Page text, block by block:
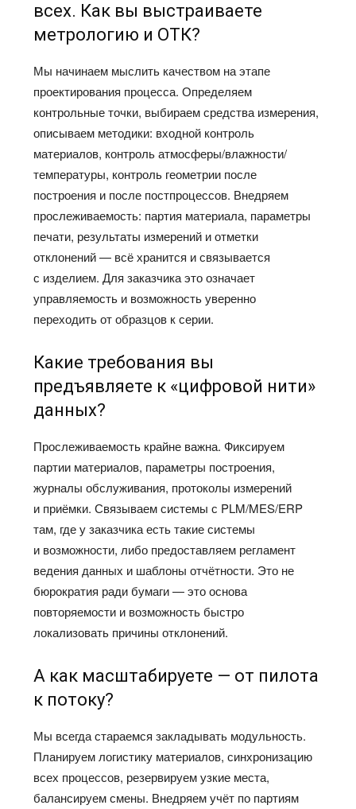
всех. Как вы выстраиваете
метрологию и ОТК?
Мы начинаем мыслить качеством на этапе
проектирования процесса. Определяем
контрольные точки, выбираем средства измерения,
описываем методики: входной контроль
материалов, контроль атмосферы/влажности/
температуры, контроль геометрии после
построения и после постпроцессов. Внедряем
прослеживаемость: партия материала, параметры
печати, результаты измерений и отметки
отклонений — всё хранится и связывается
с изделием. Для заказчика это означает
управляемость и возможность уверенно
переходить от образцов к серии.
Какие требования вы
предъявляете к «цифровой нити»
данных?
Прослеживаемость крайне важна. Фиксируем
партии материалов, параметры построения,
журналы обслуживания, протоколы измерений
и приёмки. Связываем системы с PLM/MES/ERP
там, где у заказчика есть такие системы
и возможности, либо предоставляем регламент
ведения данных и шаблоны отчётности. Это не
бюрократия ради бумаги — это основа
повторяемости и возможность быстро
локализовать причины отклонений.
А как масштабируете — от пилота
к потоку?
Мы всегда стараемся закладывать модульность.
Планируем логистику материалов, синхронизацию
всех процессов, резервируем узкие места,
балансируем смены. Внедряем учёт по партиям